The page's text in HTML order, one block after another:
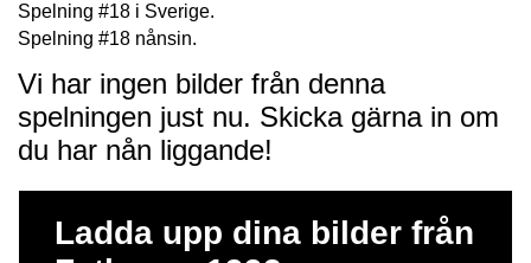
Spelning #18 i Sverige.
Spelning #18 nånsin.
Vi har ingen bilder från denna
spelningen just nu. Skicka gärna in om
du har nån liggande!
Ladda upp dina bilder från